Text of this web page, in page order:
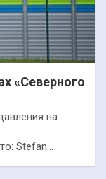
«Северного
на
Stefan…